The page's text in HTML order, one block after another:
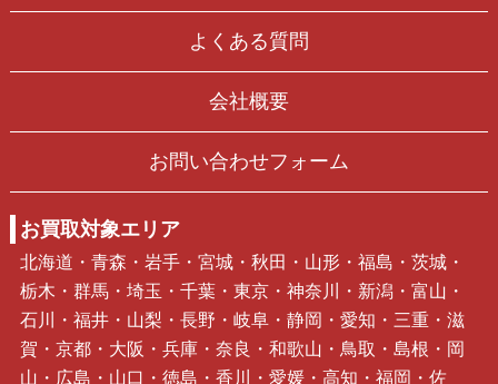
よくある質問
会社概要
お問い合わせフォーム
お買取対象エリア
北海道・青森・岩手・宮城・秋田・山形・福島・茨城・
栃木・群馬・埼玉・千葉・東京・神奈川・新潟・富山・
石川・福井・山梨・長野・岐阜・静岡・愛知・三重・滋
賀・京都・大阪・兵庫・奈良・和歌山・鳥取・島根・岡
山・広島・山口・徳島・香川・愛媛・高知・福岡・佐